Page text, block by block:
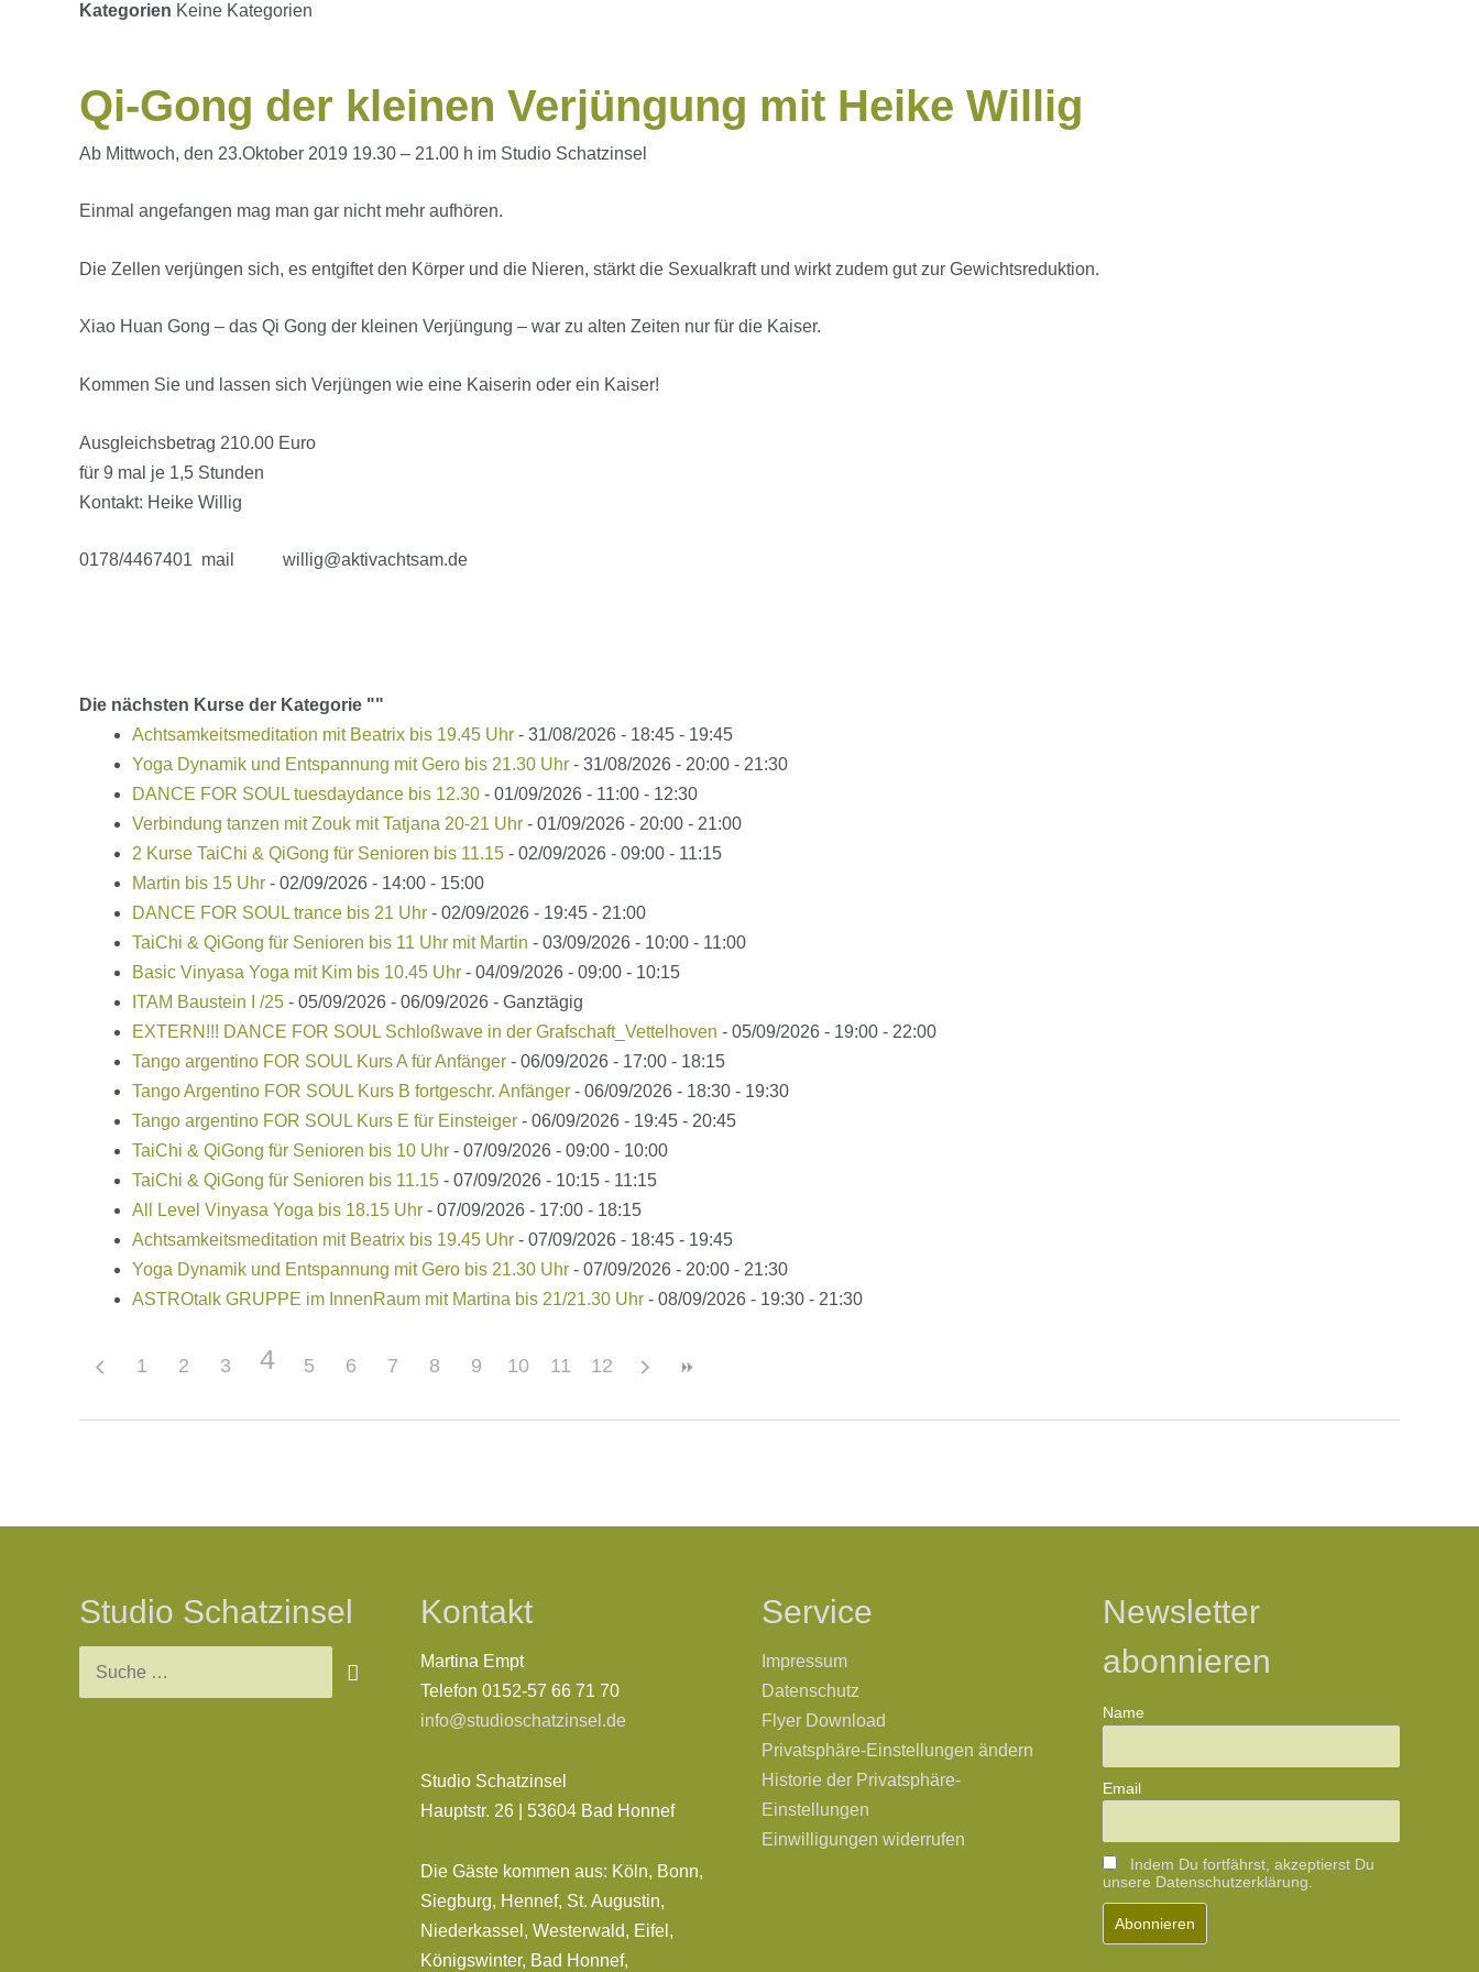
Kategorien Keine Kategorien
Qi-Gong der kleinen Verjüngung mit Heike Willig
Ab Mittwoch, den 23.Oktober 2019 19.30 – 21.00 h im Studio Schatzinsel
Einmal angefangen mag man gar nicht mehr aufhören.
Die Zellen verjüngen sich, es entgiftet den Körper und die Nieren, stärkt die Sexualkraft und wirkt zudem gut zur Gewichtsreduktion.
Xiao Huan Gong – das Qi Gong der kleinen Verjüngung – war zu alten Zeiten nur für die Kaiser.
Kommen Sie und lassen sich Verjüngen wie eine Kaiserin oder ein Kaiser!
Ausgleichsbetrag 210.00 Euro
für 9 mal je 1,5 Stunden
Kontakt: Heike Willig
0178/4467401 mail willig@aktivachtsam.de
Die nächsten Kurse der Kategorie ""
Achtsamkeitsmeditation mit Beatrix bis 19.45 Uhr - 31/08/2026 - 18:45 - 19:45
Yoga Dynamik und Entspannung mit Gero bis 21.30 Uhr - 31/08/2026 - 20:00 - 21:30
DANCE FOR SOUL tuesdaydance bis 12.30 - 01/09/2026 - 11:00 - 12:30
Verbindung tanzen mit Zouk mit Tatjana 20-21 Uhr - 01/09/2026 - 20:00 - 21:00
2 Kurse TaiChi & QiGong für Senioren bis 11.15 - 02/09/2026 - 09:00 - 11:15
Martin bis 15 Uhr - 02/09/2026 - 14:00 - 15:00
DANCE FOR SOUL trance bis 21 Uhr - 02/09/2026 - 19:45 - 21:00
TaiChi & QiGong für Senioren bis 11 Uhr mit Martin - 03/09/2026 - 10:00 - 11:00
Basic Vinyasa Yoga mit Kim bis 10.45 Uhr - 04/09/2026 - 09:00 - 10:15
ITAM Baustein I /25 - 05/09/2026 - 06/09/2026 - Ganztägig
EXTERN!!! DANCE FOR SOUL Schloßwave in der Grafschaft_Vettelhoven - 05/09/2026 - 19:00 - 22:00
Tango argentino FOR SOUL Kurs A für Anfänger - 06/09/2026 - 17:00 - 18:15
Tango Argentino FOR SOUL Kurs B fortgeschr. Anfänger - 06/09/2026 - 18:30 - 19:30
Tango argentino FOR SOUL Kurs E für Einsteiger - 06/09/2026 - 19:45 - 20:45
TaiChi & QiGong für Senioren bis 10 Uhr - 07/09/2026 - 09:00 - 10:00
TaiChi & QiGong für Senioren bis 11.15 - 07/09/2026 - 10:15 - 11:15
All Level Vinyasa Yoga bis 18.15 Uhr - 07/09/2026 - 17:00 - 18:15
Achtsamkeitsmeditation mit Beatrix bis 19.45 Uhr - 07/09/2026 - 18:45 - 19:45
Yoga Dynamik und Entspannung mit Gero bis 21.30 Uhr - 07/09/2026 - 20:00 - 21:30
ASTROtalk GRUPPE im InnenRaum mit Martina bis 21/21.30 Uhr - 08/09/2026 - 19:30 - 21:30
1 2 3 4 5 6 7 8 9 10 11 12
Studio Schatzinsel
Suchen
Kontakt
Martina Empt
Telefon 0152-57 66 71 70
info@studioschatzinsel.de
Studio Schatzinsel
Hauptstr. 26 | 53604 Bad Honnef
Die Gäste kommen aus: Köln, Bonn,
Siegburg, Hennef, St. Augustin,
Niederkassel, Westerwald, Eifel,
Königswinter, Bad Honnef,
Service
Impressum
Datenschutz
Flyer Download
Privatsphäre-Einstellungen ändern
Historie der Privatsphäre-
Einstellungen
Einwilligungen widerrufen
Newsletter
abonnieren
Name
Email
Indem Du fortfährst, akzeptierst Du
unsere Datenschutzerklärung.